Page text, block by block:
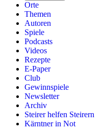
Orte
Themen
Autoren
Spiele
Podcasts
Videos
Rezepte
E-Paper
Club
Gewinnspiele
Newsletter
Archiv
Steirer helfen Steirern
Kärntner in Not